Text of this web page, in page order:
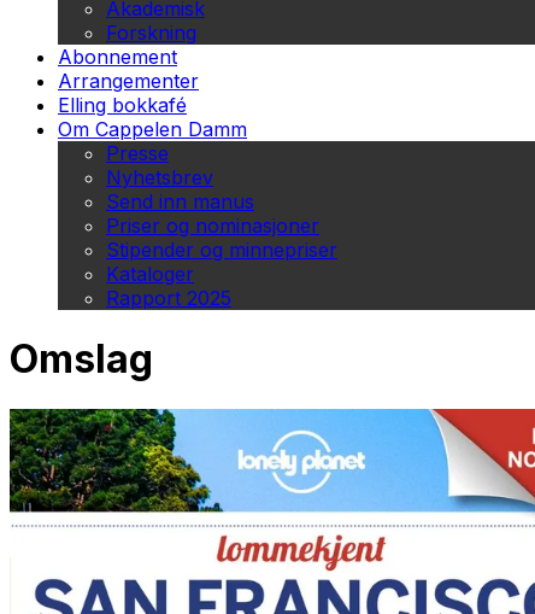
Akademisk
Forskning
Abonnement
Arrangementer
Elling bokkafé
Om Cappelen Damm
Presse
Nyhetsbrev
Send inn manus
Priser og nominasjoner
Stipender og minnepriser
Kataloger
Rapport 2025
Omslag